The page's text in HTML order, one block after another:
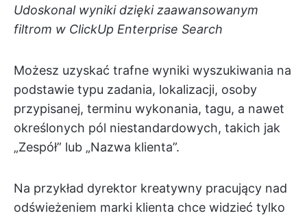
Udoskonal wyniki dzięki zaawansowanym
filtrom w ClickUp Enterprise Search
Możesz uzyskać trafne wyniki wyszukiwania na
podstawie typu zadania, lokalizacji, osoby
przypisanej, terminu wykonania, tagu, a nawet
określonych pól niestandardowych, takich jak
„Zespół” lub „Nazwa klienta”.
Na przykład dyrektor kreatywny pracujący nad
odświeżeniem marki klienta chce widzieć tylko